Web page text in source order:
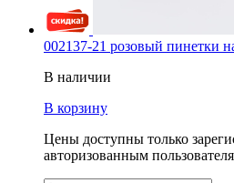
002137-21 розовый пинетки
В наличии
В корзину
Цены доступны только
авторизованным